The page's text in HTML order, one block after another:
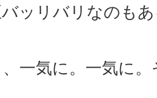
ッリバリなのも
一気に。一気に